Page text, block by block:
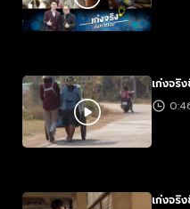
เก่งจริ
เก่งจริ